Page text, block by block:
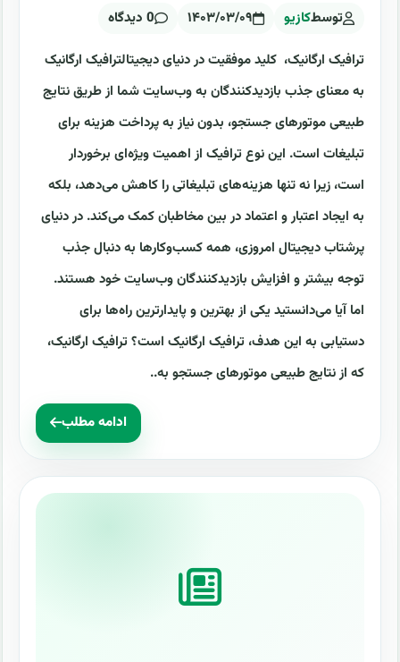
توسطکازیو ۱۴۰۳/۰۳/۰۹ 0 دیدگاه
ترافیک ارگانیک، کلید موفقیت در دنیای دیجیتالترافیک ارگانیک
به معنای جذب بازدیدکنندگان به وب‌سایت شما از طریق نتایج
طبیعی موتورهای جستجو، بدون نیاز به پرداخت هزینه برای
تبلیغات است. این نوع ترافیک از اهمیت ویژه‌ای برخوردار
است، زیرا نه تنها هزینه‌های تبلیغاتی را کاهش می‌دهد، بلکه
به ایجاد اعتبار و اعتماد در بین مخاطبان کمک می‌کند. در دنیای
پرشتاب دیجیتال امروزی، همه کسب‌وکارها به دنبال جذب
توجه بیشتر و افزایش بازدیدکنندگان وب‌سایت خود هستند.
اما آیا می‌دانستید یکی از بهترین و پایدارترین راه‌ها برای
دستیابی به این هدف، ترافیک ارگانیک است؟ ترافیک ارگانیک،
که از نتایج طبیعی موتورهای جستجو به..
ادامه مطلب